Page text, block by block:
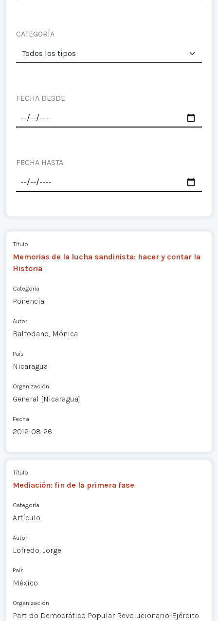
CATEGORÍA
FECHA DESDE
FECHA HASTA
Título
Memorias de la lucha sandinista: hacer y contar la
Historia
Categoría
Ponencia
Autor
Baltodano, Mónica
País
Nicaragua
Organización
General [Nicaragua]
Fecha
2012-08-26
Título
Mediación: fin de la primera fase
Categoría
Artículo
Autor
Lofredo, Jorge
País
México
Organización
Partido Democrático Popular Revolucionario-Ejército